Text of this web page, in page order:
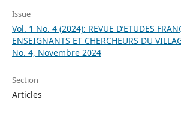
Issue
Vol. 1 No. 4 (2024): REVUE D’ETUDES
ENSEIGNANTS ET CHERCHEURS DU
No. 4, Novembre 2024
Section
Articles